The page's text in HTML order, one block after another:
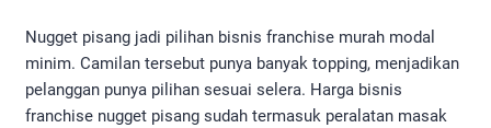
Nugget pisang jadi pilihan bisnis franchise murah modal
minim. Camilan tersebut punya banyak topping, menjadikan
pelanggan punya pilihan sesuai selera. Harga bisnis
franchise nugget pisang sudah termasuk peralatan masak